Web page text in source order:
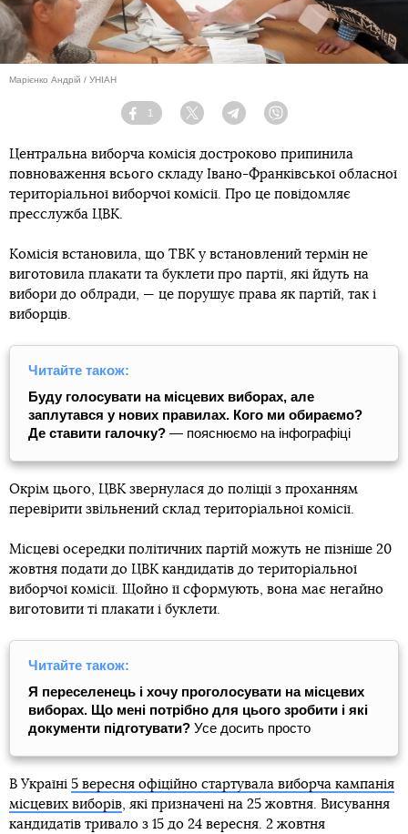
Марієнко Андрій / УНІАН
Facebook
1
Twitter TelegramViber
Центральна виборча комісія достроково припинила
повноваження всього складу Івано-Франківської обласної
територіальної виборчої комісії. Про це повідомляє
пресслужба ЦВК.
Комісія встановила, що ТВК у встановлений термін не
виготовила плакати та буклети про партії, які йдуть на
вибори до облради, — це порушує права як партій, так і
виборців.
Читайте також:
Буду голосувати на місцевих виборах, але
заплутався у нових правилах. Кого ми обираємо?
Де ставити галочку? — пояснюємо на інфографіці
Окрім цього, ЦВК звернулася до поліції з проханням
перевірити звільнений склад територіальної комісії.
Місцеві осередки політичних партій можуть не пізніше 20
жовтня подати до ЦВК кандидатів до територіальної
виборчої комісії. Щойно її сформують, вона має негайно
виготовити ті плакати і буклети.
Читайте також:
Я переселенець і хочу проголосувати на місцевих
виборах. Що мені потрібно для цього зробити і які
документи підготувати? Усе досить просто
В Україні 5 вересня офіційно стартувала виборча кампанія
місцевих виборів, які призначені на 25 жовтня. Висування
кандидатів тривало з 15 до 24 вересня. 2 жовтня